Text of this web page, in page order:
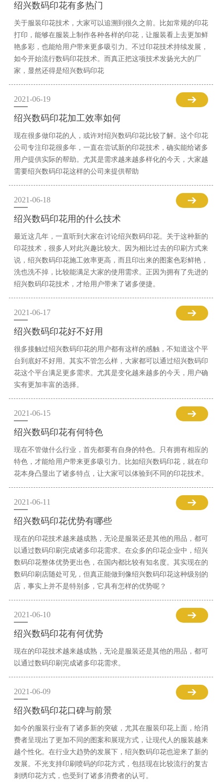
绍兴数码印花有多热门
关于服装印花技术，大家可以追溯到很久之前。比如常规的印花
打印，能够在服装上制作各种各样的印花，让服装看上去更加鲜
艳多彩，也能给用户带来更多吸引力。不过印花技术持续发展，
如今开始流行数码印花技术。而真正把这项技术发扬光大的厂
家，显然还得是绍兴数码印花
2021-06-19
绍兴数码印花加工效率如何
现在很多做印花的人，或许对绍兴数码印花比较了解。这个印花
公司专注印花很多年，一直在尝试新的印花技术，确实能给诸多
用户提供实际的帮助。尤其是需求越来越多样化的今天，大家越
需要绍兴数码印花这样的公司来提供帮助
2021-06-18
绍兴数码印花用的什么技术
最近这几年，一直听到大家在讨论绍兴数码印花。关于这种新的
印花技术，很多人对此兴趣比较大。因为相比过去的印刷方式来
说，绍兴数码印花施工效率更高，而且印出来的图案色彩鲜艳，
洗也洗不掉，比较能满足大家的使用需求。正因为拥有了先进的
绍兴数码印花技术，才给用户带来了诸多便捷。
2021-06-17
绍兴数码印花好不好用
很多接触过绍兴数码印花的用户都有这样的感触，不知道这个平
台到底好不好用。其实不管怎么样，大家都可以通过绍兴数码印
花这个平台满足更多需求。尤其是变化越来越多的今天，用户确
实有更加丰富的选择。
2021-06-15
绍兴数码印花有何特色
现在不管做什么行业，首先都要有自身的特色。只有拥有相应的
特色，才能给用户带来更多吸引力。比如绍兴数码印花，就在印
花本身凸显出了诸多特点，让大家可以体验到不同的印花技术。
2021-06-11
绍兴数码印花优势有哪些
现在的印花技术越来越成熟，无论是服装还是其他的用品，都可
以通过数码印刷完成诸多印花需求。在众多的印花企业中，绍兴
数码印花整体优势更出色，在国内都比较有知名度。其实现在的
数码印刷店随处可见，但真正能做到像绍兴数码印花这种级别的
店，事实上并不是特别多，它具有怎样的优势呢？
2021-06-10
绍兴数码印花有何优势
现在的印花技术越来越成熟，无论是服装还是其他的用品，都可
以通过数码印刷完成诸多印花需求。
2021-06-09
绍兴数码印花口碑与前景
如今的服装行业有了诸多新的突破，尤其在服装印花上面，给消
费者呈现出了更加不同的图案和展现方式，让现代人的服装越来
越个性化。在行业大趋势的发展下，绍兴数码印花也迎来了新的
发展。不光支持印刷喷码的印花方式，包括现在比较流行的复古
刺绣印花方式，也受到了诸多消费者的认可。